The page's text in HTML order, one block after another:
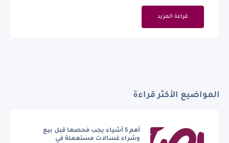
قراءة المزيد
المواضيع الأكثر قراءة
أهم 5 أشياء يجب فحصها قبل بيع
وشراء غسالات مستعملة في